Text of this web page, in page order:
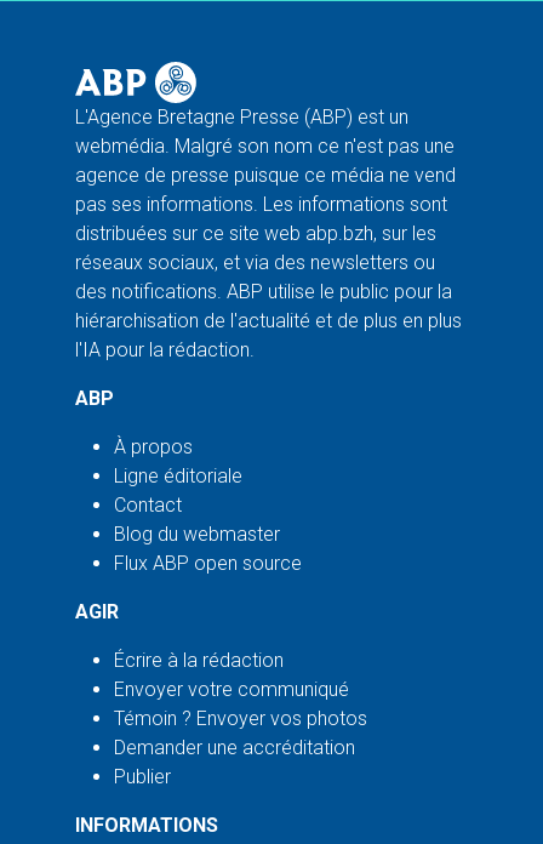
L'Agence Bretagne Presse (ABP) est un
webmédia. Malgré son nom ce n'est pas une
agence de presse puisque ce média ne vend
pas ses informations. Les informations sont
distribuées sur ce site web abp.bzh, sur les
réseaux sociaux, et via des newsletters ou
des notifications. ABP utilise le public pour la
hiérarchisation de l'actualité et de plus en plus
l'IA pour la rédaction.
ABP
À propos
Ligne éditoriale
Contact
Blog du webmaster
Flux ABP open source
AGIR
Écrire à la rédaction
Envoyer votre communiqué
Témoin ? Envoyer vos photos
Demander une accréditation
Publier
INFORMATIONS